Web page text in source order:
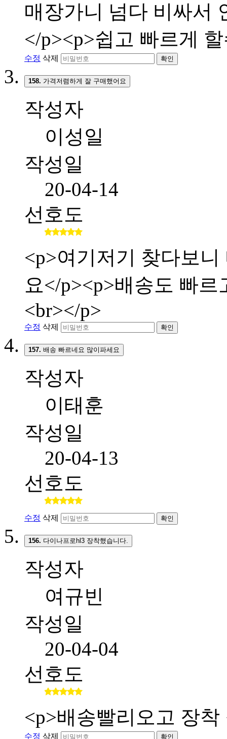
매장가니 넘다 비싸서
</p><p>쉽고 빠르게
수정 삭제 확인
158. 가격저렴하게 잘 구매했어요
작성자
이성일
작성일
20-04-14
선호도
<p>여기저기 찾다보
요</p><p>배송도 빠
<br></p>
수정 삭제 확인
157. 배송 빠르네요 많이파세요
작성자
이태훈
작성일
20-04-13
선호도
수정 삭제 확인
156. 다이나프로hl3 장착했습니다.
작성자
여규빈
작성일
20-04-04
선호도
<p>배송빨리오고 장
수정 삭제 확인